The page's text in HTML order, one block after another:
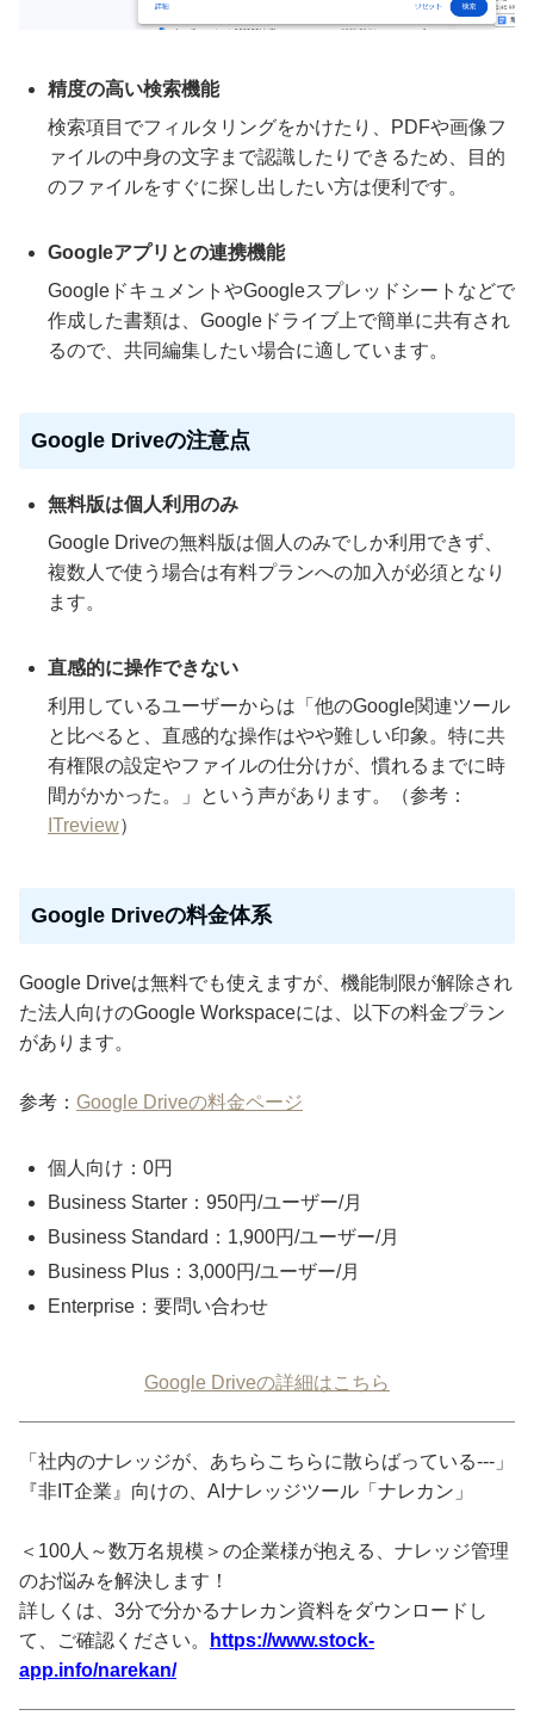
精度の高い検索機能
検索項目でフィルタリングをかけたり、PDFや画像フ
ァイルの中身の文字まで認識したりできるため、目的
のファイルをすぐに探し出したい方は便利です。
Googleアプリとの連携機能
GoogleドキュメントやGoogleスプレッドシートなどで
作成した書類は、Googleドライブ上で簡単に共有され
るので、共同編集したい場合に適しています。
Google Driveの注意点
無料版は個人利用のみ
Google Driveの無料版は個人のみでしか利用できず、
複数人で使う場合は有料プランへの加入が必須となり
ます。
直感的に操作できない
利用しているユーザーからは「他のGoogle関連ツール
と比べると、直感的な操作はやや難しい印象。特に共
有権限の設定やファイルの仕分けが、慣れるまでに時
間がかかった。」という声があります。（参考：
ITreview）
Google Driveの料金体系
Google Driveは無料でも使えますが、機能制限が解除され
た法人向けのGoogle Workspaceには、以下の料金プラン
があります。
参考： Google Driveの料金ページ
個人向け：0円
Business Starter：950円/ユーザー/月
Business Standard：1,900円/ユーザー/月
Business Plus：3,000円/ユーザー/月
Enterprise：要問い合わせ
Google Driveの詳細はこちら
「社内のナレッジが、あちらこちらに散らばっている---」
『非IT企業』向けの、AIナレッジツール「ナレカン」
＜100人～数万名規模＞の企業様が抱える、ナレッジ管理
のお悩みを解決します！
詳しくは、3分で分かるナレカン資料をダウンロードし
て、ご確認ください。
https://www.stock-
app.info/narekan/